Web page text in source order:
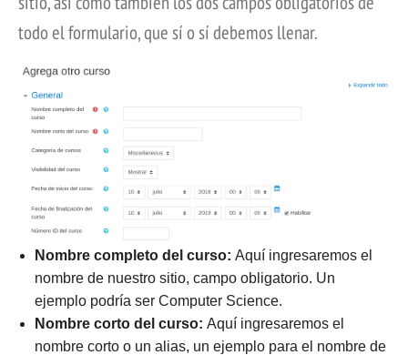
todo el formulario, que sí o sí debemos llenar.
Nombre completo del curso: Aquí ingresaremos el
nombre de nuestro sitio, campo obligatorio. Un
ejemplo podría ser Computer Science.
Nombre corto del curso: Aquí ingresaremos el
nombre corto o un alias, un ejemplo para el nombre de